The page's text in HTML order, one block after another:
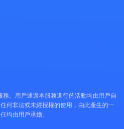
務。用戶通過本服務進行的活動均由用戶自
何非法或未經授權的使用，由此產生的一
均由用戶承擔。